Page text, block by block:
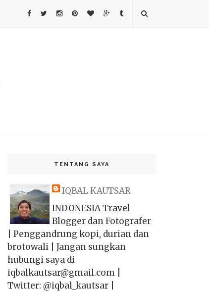
TENTANG SAYA
IQBAL KAUTSAR
INDONESIA Travel
Blogger dan Fotografer
| Penggandrung kopi, durian dan
brotowali | Jangan sungkan
hubungi saya di
iqbalkautsar@gmail.com |
Twitter: @iqbal_kautsar |